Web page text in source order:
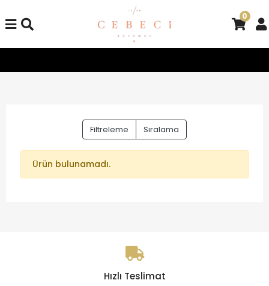
0
Filtreleme Sıralama
Ürün bulunamadı.
Hızlı Teslimat